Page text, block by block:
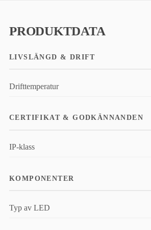
PRODUKTDATA
LIVSLÄNGD & DRIFT
Drifttemperatur
CERTIFIKAT & GODKÄNNANDEN
IP-klass
KOMPONENTER
Typ av LED